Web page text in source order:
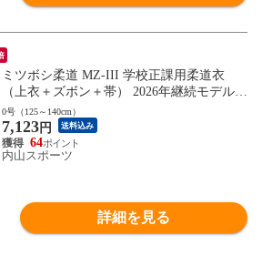
ミツボシ柔道 MZ-III 学校正課用柔道衣
（上衣＋ズボン＋帯） 2026年継続モデル
【J062 授業用 柔道着セット 初心者用 入門
用/名入れ・刺繍加工不可】【翌日配達対
象】[自社]
0号（125～140cm）
7,123円 送料込み
64
内山スポーツ
詳細を見る